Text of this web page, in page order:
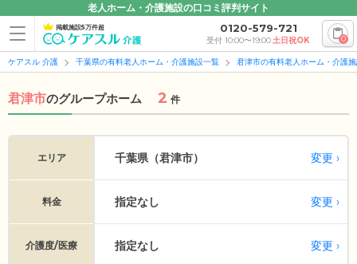
老人ホーム・介護施設の口コミ評判サイト
掲載施設5万件超 0120-579-721
受付 10:00〜19:00土日祝OK 0
ケアスル 介護 千葉県の有料老人ホーム・介護施設一覧 君津市の有料老人ホーム・介護
君津市のグループホーム 2 件
エリア 千葉県（君津市） 変更
料金 指定なし 変更
介護度/医療 指定なし 変更